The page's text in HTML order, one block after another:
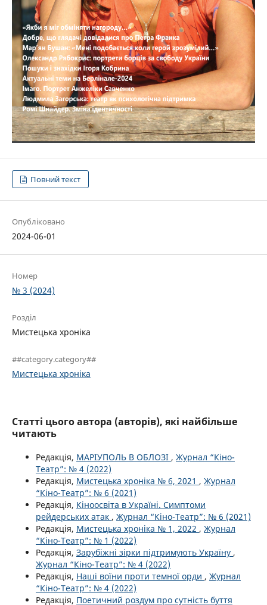
Повний текст
Опубліковано
2024-06-01
Номер
№ 3 (2024)
Розділ
Мистецька хроніка
##category.category##
Мистецька хроніка
Статті цього автора (авторів), які найбільше
читають
Редакція, МАРІУПОЛЬ В ОБЛОЗІ , Журнал “Кіно-
Театр”: № 4 (2022)
Редакція, Мистецька хроніка № 6, 2021 , Журнал
“Кіно-Театр”: № 6 (2021)
Редакція, Кіноосвіта в Україні. Симптоми
рейдерських атак , Журнал “Кіно-Театр”: № 6 (2021)
Редакція, Мистецька хроніка № 1, 2022 , Журнал
“Кіно-Театр”: № 1 (2022)
Редакція, Зарубіжні зірки підтримують Україну ,
Журнал “Кіно-Театр”: № 4 (2022)
Редакція, Наші воїни проти темної орди , Журнал
“Кіно-Театр”: № 4 (2022)
Редакція, Поетичний роздум про сутність буття